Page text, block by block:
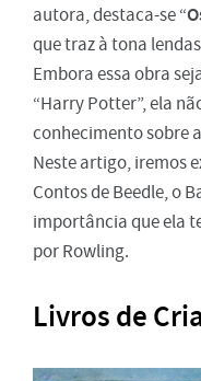
autora, destaca-se “
que traz à tona
Embora essa obra
“Harry Potter”, ela
conhecimento sobre
Neste artigo, iremos
Contos de Beedle, o
importância que ela
por Rowling.
Livros de